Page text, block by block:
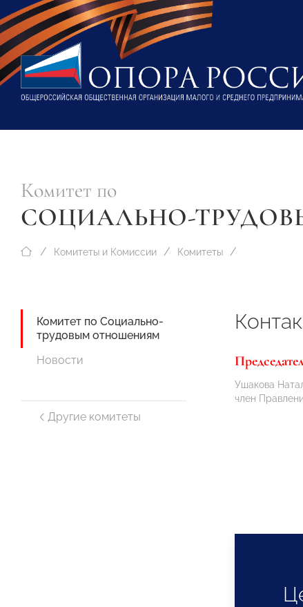
Комитет по
СОЦИАЛЬНО-
Комитеты и Комиссии Комитеты
Комитет по Социально-
трудовым отношениям
Новости
Другие комитеты
Ушакова
член